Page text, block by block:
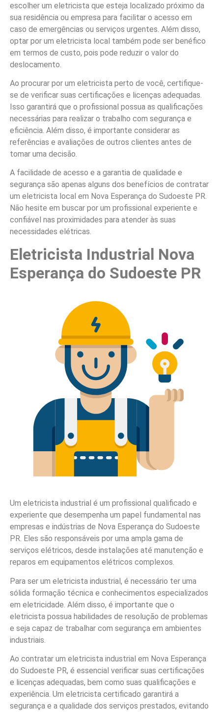
escolher um eletricista que esteja localizado próximo da
sua residência ou empresa para facilitar o acesso em
caso de emergências ou serviços urgentes. Além disso,
optar por um eletricista local também pode ser benéfico
em termos de custo, pois pode reduzir o valor do
deslocamento.
Ao procurar por um eletricista perto de você, certifique-
se de verificar suas certificações e licenças adequadas.
Isso garantirá que o profissional possua as qualificações
necessárias para realizar o trabalho com segurança e
eficiência. Além disso, é importante considerar as
referências e avaliações de outros clientes antes de
tomar uma decisão.
A facilidade de acesso e a garantia de qualidade e
segurança são apenas alguns dos benefícios de contratar
um eletricista local em Nova Esperança do Sudoeste PR.
Não hesite em buscar por um profissional experiente e
confiável nas proximidades para atender às suas
necessidades elétricas.
Eletricista Industrial Nova
Esperança do Sudoeste PR
Um eletricista industrial é um profissional qualificado e
experiente que desempenha um papel fundamental nas
empresas e indústrias de Nova Esperança do Sudoeste
PR. Eles são responsáveis por uma ampla gama de
serviços elétricos, desde instalações até manutenção e
reparos em equipamentos elétricos complexos.
Para ser um eletricista industrial, é necessário ter uma
sólida formação técnica e conhecimentos especializados
em eletricidade. Além disso, é importante que o
eletricista possua habilidades de resolução de problemas
e seja capaz de trabalhar com segurança em ambientes
industriais.
Ao contratar um eletricista industrial em Nova Esperança
do Sudoeste PR, é essencial verificar suas certificações
e licenças adequadas, bem como suas qualificações e
experiência. Um eletricista certificado garantirá a
segurança e a qualidade dos serviços prestados, evitando